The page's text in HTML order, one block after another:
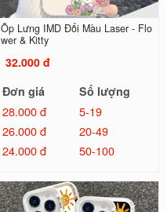
Ốp Lưng IMD Đổi Màu Laser - Flo
wer & Kitty
32.000 đ
Đơn giá
Số lượng
28.000 đ
5-19
26.000 đ
20-49
24.000 đ
50-100